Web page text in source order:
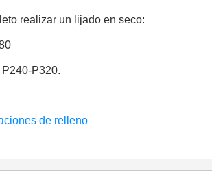
realizar un lijado en seco:
P320.
de relleno